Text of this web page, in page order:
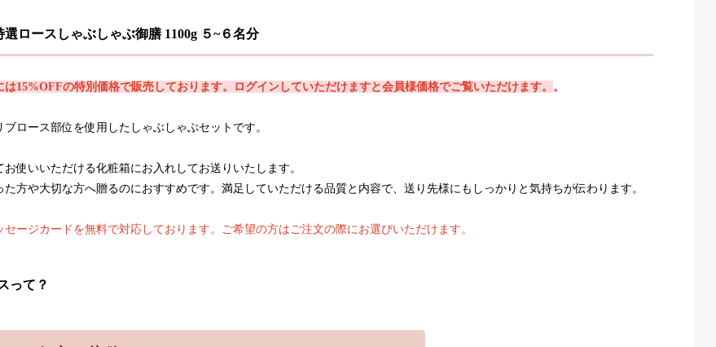
選ロースしゃぶしゃぶ御膳 1100g ５~６名分
15%OFFの特別価格で販売しております。ログインしていただけますと会員様価格でご覧いただけます。 。
ブロース部位を使用したしゃぶしゃぶセットです。
お使いいただける化粧箱にお入れしてお送りいたします。
た方や大切な方へ贈るのにおすすめです。満足していただける品質と内容で、送り先様にもしっかりと気持ちが伝わります。
ージカードを無料で対応しております。ご希望の方はご注文の際にお選びいただけます。
って？